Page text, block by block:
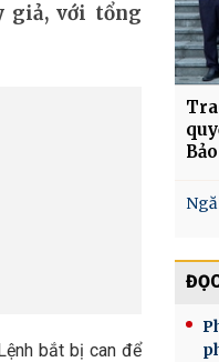
giả, với tổng
bắt bị can để